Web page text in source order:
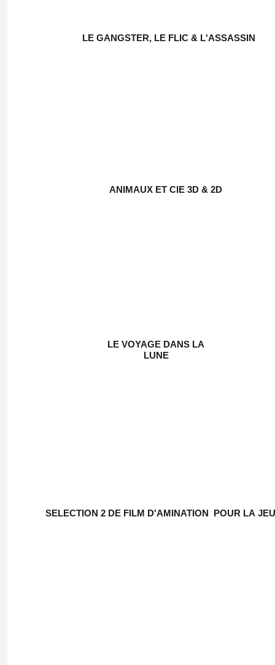
LE GANGSTER, LE FLIC & L'ASSASSIN
ANIMAUX ET CIE 3D & 2D
LE VOYAGE DANS LA
LUNE
SELECTION 2 DE FILM D'AMINATION POUR LA